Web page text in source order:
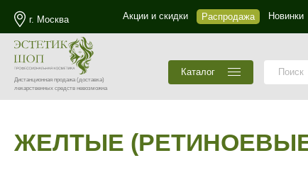
г. Москва Акции и скидки Распродажа Новинки
Дистанционная продажа(доставка)
лекарственных средств невозможна
Каталог
ЖЕЛТЫЕ (РЕТИНОЕВЫЕ)